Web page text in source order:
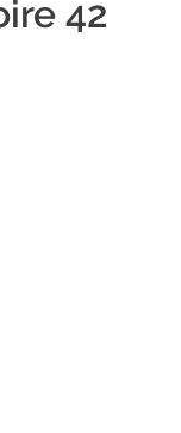
42